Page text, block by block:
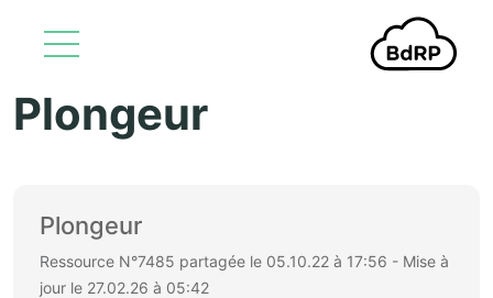
Plongeur
Plongeur
Ressource N°7485 partagée le 05.10.22 à 17:56 - Mise à
jour le 27.02.26 à 05:42